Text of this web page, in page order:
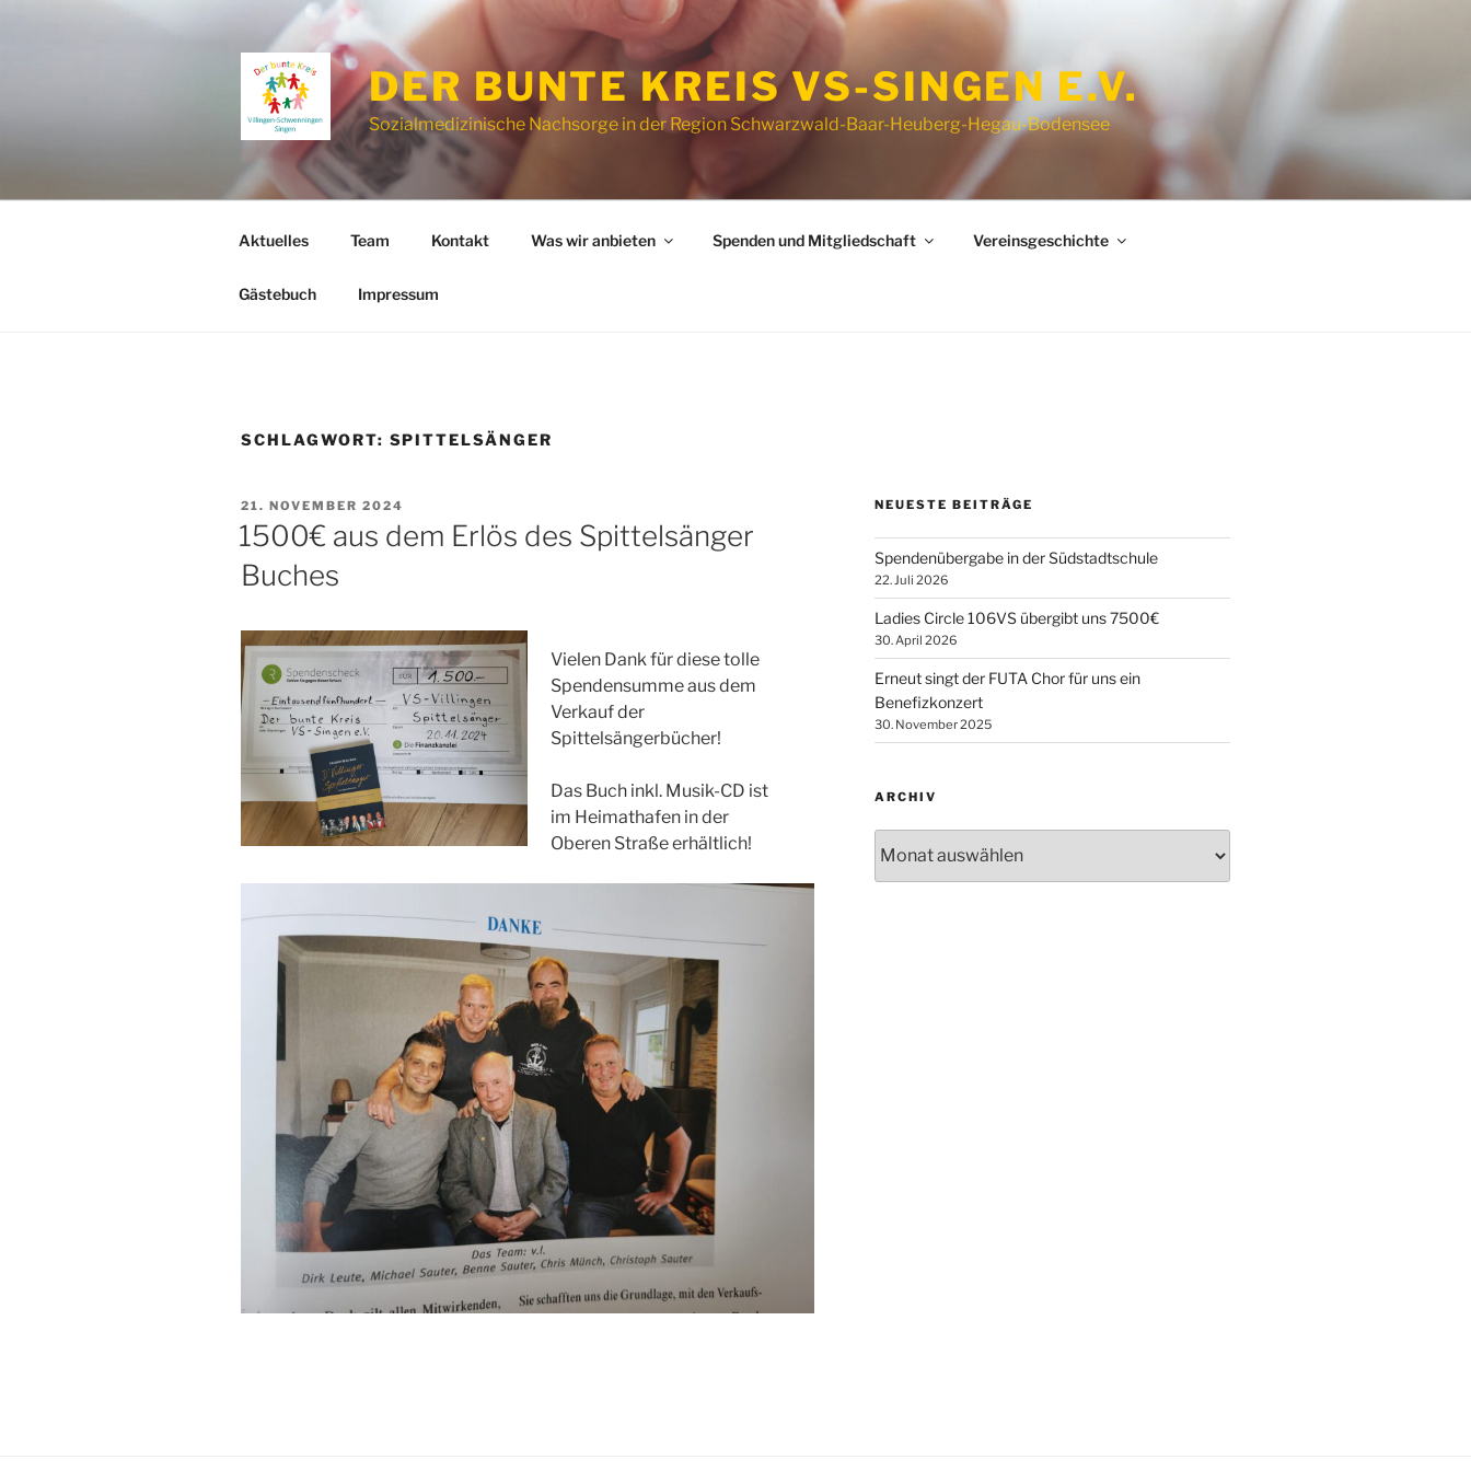
DER BUNTE KREIS VS-SINGEN E.V.
Sozialmedizinische Nachsorge in der Region Schwarzwald-Baar-Heuberg-Hegau-Bodensee
Aktuelles Team Kontakt Was wir anbieten Spenden und Mitgliedschaft Vereinsgeschichte
Gästebuch Impressum
SCHLAGWORT: SPITTELSÄNGER
VERÖFFENTLICHT
AM
21. NOVEMBER 2024
1500€ aus dem Erlös des Spittelsänger
Buches
Vielen Dank für diese tolle
Spendensumme aus dem
Verkauf der
Spittelsängerbücher!
Das Buch inkl. Musik-CD ist
im Heimathafen in der
Oberen Straße erhältlich!
NEUESTE BEITRÄGE
Spendenübergabe in der Südstadtschule
22. Juli 2026
Ladies Circle 106VS übergibt uns 7500€
30. April 2026
Erneut singt der FUTA Chor für uns ein
Benefizkonzert
30. November 2025
ARCHIV